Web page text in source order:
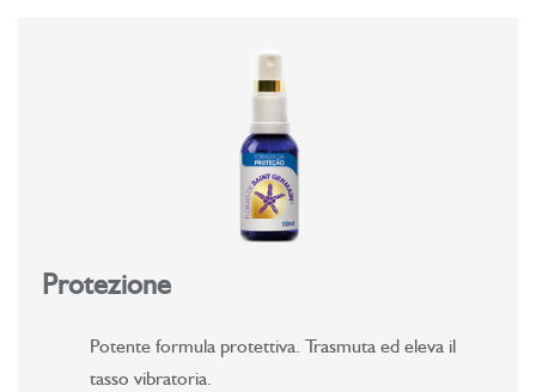
Protezione
Potente formula protettiva. Trasmuta ed eleva il
tasso vibratoria.